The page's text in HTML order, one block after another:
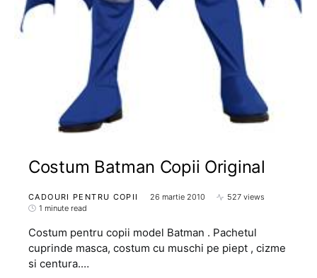
Costum Batman Copii Original
CADOURI PENTRU COPII 26 martie 2010
527 views
1 minute read
Costum pentru copii model Batman . Pachetul
cuprinde masca, costum cu muschi pe piept , cizme
si centura.…